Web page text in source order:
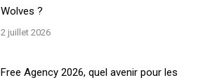
Wolves ?
2 juillet 2026
Free Agency 2026, quel avenir pour les